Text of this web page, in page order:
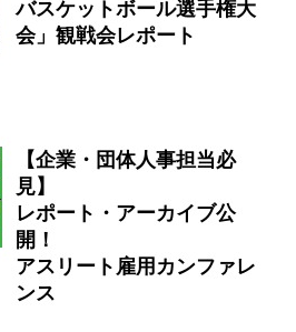
バスケットボール選手権大
会」観戦会レポート
【企業・団体人事担当必
見】
​レポート・アーカイブ公
開！​
アスリート雇用カンファレ
ンス​